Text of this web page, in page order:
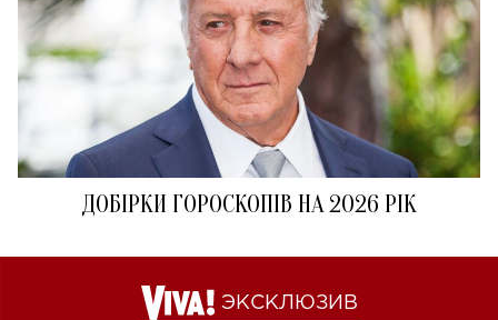
ДОБІРКИ ГОРОСКОПІВ НА 2026 РІК
ЭКСКЛЮЗИВ